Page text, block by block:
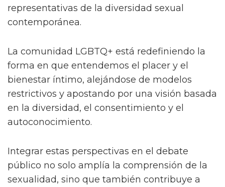
representativas de la diversidad sexual
contemporánea.
La comunidad LGBTQ+ está redefiniendo la
forma en que entendemos el placer y el
bienestar íntimo, alejándose de modelos
restrictivos y apostando por una visión basada
en la diversidad, el consentimiento y el
autoconocimiento.
Integrar estas perspectivas en el debate
público no solo amplía la comprensión de la
sexualidad, sino que también contribuye a